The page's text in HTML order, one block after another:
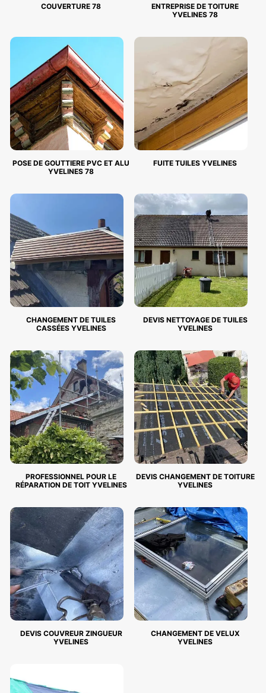
COUVERTURE 78
ENTREPRISE DE TOITURE
YVELINES 78
POSE DE GOUTTIERE PVC ET ALU
YVELINES 78
FUITE TUILES YVELINES
CHANGEMENT DE TUILES
CASSÉES YVELINES
DEVIS NETTOYAGE DE TUILES
YVELINES
PROFESSIONNEL POUR LE
RÉPARATION DE TOIT YVELINES
DEVIS CHANGEMENT DE TOITURE
YVELINES
DEVIS COUVREUR ZINGUEUR
YVELINES
CHANGEMENT DE VELUX
YVELINES